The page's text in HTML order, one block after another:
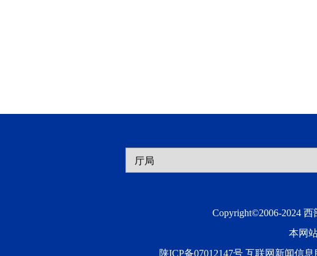
Copyright©2006-2024
本网
陕ICP备07012147号 互联网新闻信